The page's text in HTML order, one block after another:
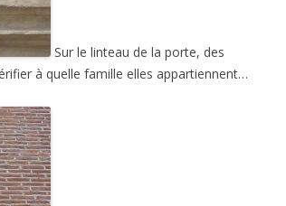
Sur le linteau de la porte, des
à quelle famille elles appartiennent…